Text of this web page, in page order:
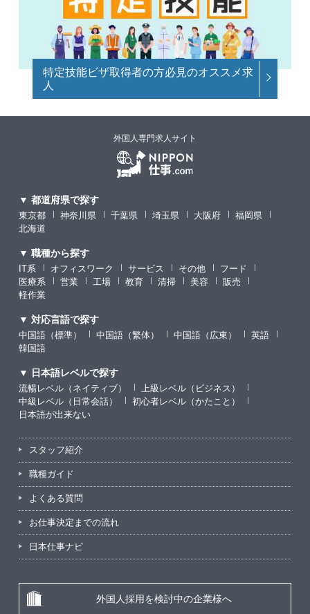
特定技能ビザ取得者の方必見のオススメ求
人
外国人専門求人サイト
▼ 都道府県で探す
東京都 神奈川県 千葉県 埼玉県 大阪府
福岡県
北海道
▼ 職種から探す
IT系 オフィスワーク サービス その他
フード
医療系
営業 工場 教育 清掃 美容
販売
軽作業
▼ 対応言語で探す
中国語（標準） 中国語（繁体） 中国語（広東）
英語
韓国語
▼ 日本語レベルで探す
流暢レベル（ネイティブ）
上級レベル（ビジネス）
中級レベル（日常会話）
初心者レベル（かたこと）
日本語が出来ない
スタッフ紹介
職種ガイド
よくある質問
お仕事決定までの流れ
日本仕事ナビ
外国人採用を検討中の企業様へ